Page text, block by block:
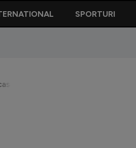
SPORTURI
Am căutat o echipă care să mă